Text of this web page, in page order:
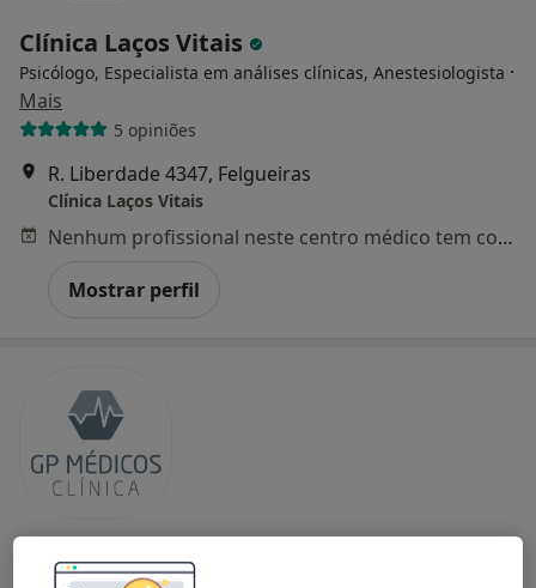
Clínica Laços Vitais
Psicólogo, Especialista em análises clínicas, Anestesiologista ·
Mais
5 opiniões
R. Liberdade 4347, Felgueiras
Clínica Laços Vitais
Nenhum profissional neste centro médico tem consultas disponíveis
Mostrar perfil
GP Médicos - Gagliardini & Patrício Lda -